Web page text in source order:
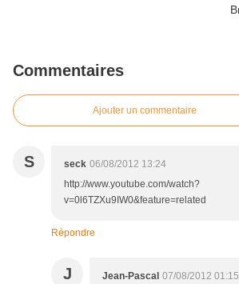
Commentaires
Ajouter un commentaire
S seck 06/08/2012 13:24
http://www.youtube.com/watch?
v=0l6TZXu9IW0&feature=related
Répondre
J Jean-Pascal 07/08/2012 01:15